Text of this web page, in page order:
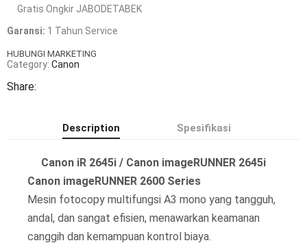
Gratis Ongkir JABODETABEK
Garansi: 1 Tahun Service
HUBUNGI MARKETING
Category: Canon
Share:
Description Spesifikasi
Canon iR 2645i / Canon imageRUNNER 2645i
Canon imageRUNNER 2600 Series
Mesin fotocopy multifungsi A3 mono yang tangguh,
andal, dan sangat efisien, menawarkan keamanan
canggih dan kemampuan kontrol biaya.